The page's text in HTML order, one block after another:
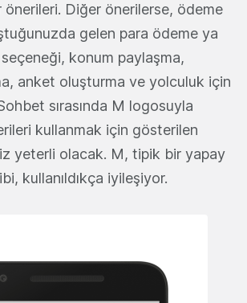
Diğer önerilerse, ödeme
gelen para ödeme ya
konum paylaşma,
anket oluşturma ve yolculuk için
sırasında M logosuyla
kullanmak için gösterilen
yeterli olacak. M, tipik bir yapay
kullanıldıkça iyileşiyor.